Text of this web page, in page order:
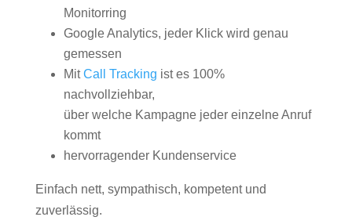
Monitorring
Google Analytics, jeder Klick wird genau
gemessen
MitCall Tracking ist es 100%
nachvollziehbar,
über welche Kampagne jeder einzelne Anruf
kommt
hervorragender Kundenservice
Einfach nett, sympathisch, kompetent und
zuverlässig.